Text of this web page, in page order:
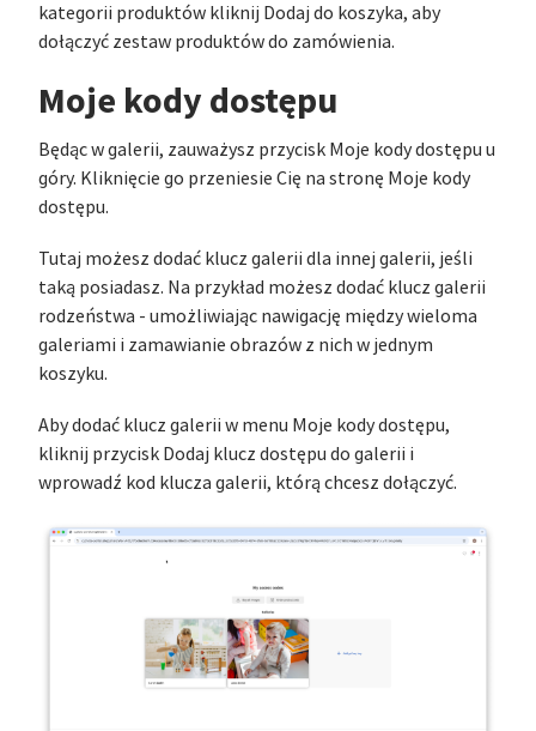
kategorii produktów kliknij Dodaj do koszyka, aby
dołączyć zestaw produktów do zamówienia.
Moje kody dostępu
Będąc w galerii, zauważysz przycisk Moje kody dostępu u
góry. Kliknięcie go przeniesie Cię na stronę Moje kody
dostępu.
Tutaj możesz dodać klucz galerii dla innej galerii, jeśli
taką posiadasz. Na przykład możesz dodać klucz galerii
rodzeństwa - umożliwiając nawigację między wieloma
galeriami i zamawianie obrazów z nich w jednym
koszyku.
Aby dodać klucz galerii w menu Moje kody dostępu,
kliknij przycisk Dodaj klucz dostępu do galerii i
wprowadź kod klucza galerii, którą chcesz dołączyć.